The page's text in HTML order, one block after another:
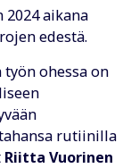
2024 aikana
edestä.
työn ohessa on
rutiinilla
Riitta Vuorinen